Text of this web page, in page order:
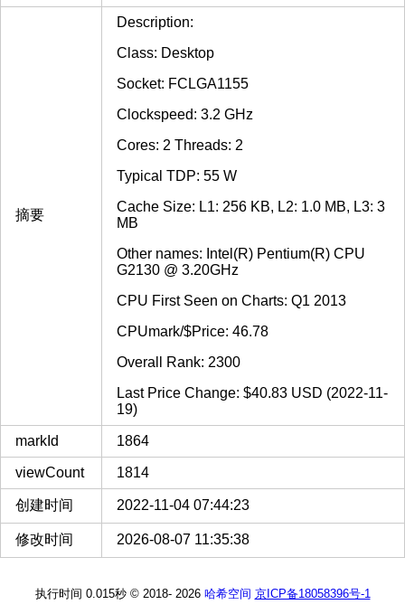
摘要
Description:
Class: Desktop
Socket: FCLGA1155
Clockspeed: 3.2 GHz
Cores: 2 Threads: 2
Typical TDP: 55 W
Cache Size: L1: 256 KB, L2: 1.0 MB, L3: 3
MB
Other names: Intel(R) Pentium(R) CPU
G2130 @ 3.20GHz
CPU First Seen on Charts: Q1 2013
CPUmark/$Price: 46.78
Overall Rank: 2300
Last Price Change: $40.83 USD (2022-11-
19)
markId 1864
viewCount 1814
创建时间 2022-11-04 07:44:23
修改时间 2026-08-07 11:35:38
执行时间 0.015秒 © 2018- 2026 哈希空间 京ICP备18058396号-1